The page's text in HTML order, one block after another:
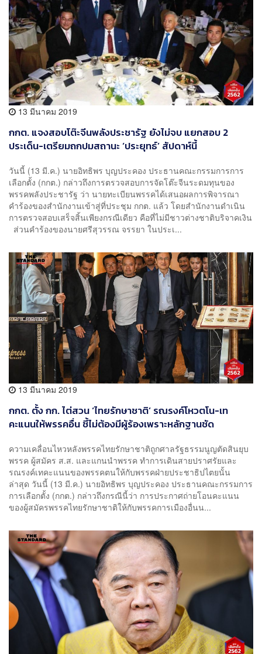
13 มีนาคม 2019
กกต. แจงสอบโต๊ะจีนพลังประชารัฐ ยังไม่จบ แยกสอบ 2
ประเด็น-เตรียมถกปมสถานะ ‘ประยุทธ์’ สัปดาห์นี้
วันนี้ (13 มี.ค.) นายอิทธิพร บุญประคอง ประธานคณะกรรมการการ
เลือกตั้ง (กกต.) กล่าวถึงการตรวจสอบการจัดโต๊ะจีนระดมทุนของ
พรรคพลังประชารัฐ ว่า นายทะเบียนพรรคได้เสนอผลการพิจารณา
คำร้องของสำนักงานเข้าสู่ที่ประชุม กกต. แล้ว โดยสำนักงานดำเนิน
การตรวจสอบเสร็จสิ้นเพียงกรณีเดียว คือที่ไม่มีชาวต่างชาติบริจาคเงิน
ส่วนคำร้องของนายศรีสุวรรณ จรรยา ในประเ...
13 มีนาคม 2019
กกต. ตั้ง กก. ไต่สวน ‘ไทยรักษาชาติ’ รณรงค์โหวตโน-เท
คะแนนให้พรรคอื่น ชี้ไม่ต้องมีผู้ร้องเพราะหลักฐานชัด
ความเคลื่อนไหวหลังพรรคไทยรักษาชาติถูกศาลรัฐธรรมนูญตัดสินยุบ
พรรค ผู้สมัคร ส.ส. และแกนนำพรรค ทำการเดินสายปราศรัยและ
รณรงค์เทคะแนนของพรรคตนให้กับพรรคฝ่ายประชาธิปไตยนั้น
ล่าสุด วันนี้ (13 มี.ค.) นายอิทธิพร บุญประคอง ประธานคณะกรรมการ
การเลือกตั้ง (กกต.) กล่าวถึงกรณีนี้ว่า การประกาศถ่ายโอนคะแนน
ของผู้สมัครพรรคไทยรักษาชาติให้กับพรรคการเมืองอื่นน...